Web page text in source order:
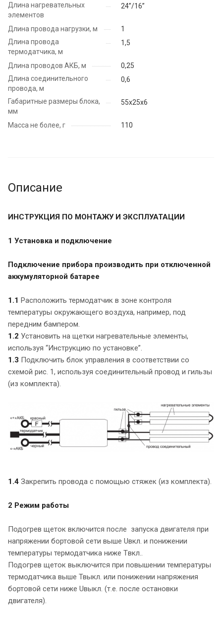
Длина нагревательных
элементов
24”/16”
Длина провода нагрузки, м
1
Длина провода
термодатчика, м
1,5
Длина проводов АКБ, м
0,25
Длина соединительного
провода, м
0,6
Габаритные размеры блока,
мм
55х25х6
Масса не более, г 110
Описание
ИНСТРУКЦИЯ ПО МОНТАЖУ И ЭКСПЛУАТАЦИИ
1 Установка и подключение
Подключение прибора производить при отключенной
аккумуляторной батарее
1.1 Расположить термодатчик в зоне контроля
температуры окружающего воздуха, например, под
передним бампером.
1.2 Установить на щетки нагревательные элементы,
используя “Инструкцию по установке”.
1.3 Подключить блок управления в соответствии со
схемой рис. 1, используя соединительный провод и гильзы
(из комплекта).
1.4 Закрепить провода с помощью стяжек (из комплекта).
2 Режим работы
Подогрев щеток включится после запуска двигателя при
напряжении бортовой сети выше Uвкл. и понижении
температуры термодатчика ниже Tвкл..
Подогрев щеток выключится при повышении температуры
термодатчика выше Твыкл. или понижении напряжения
бортовой сети ниже Uвыкл. (т.е. после остановки
двигателя).